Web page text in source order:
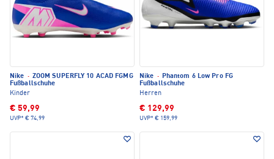
Nike · ZOOM SUPERFLY 10 ACAD FGMG
Fußballschuhe
Kinder
€ 59,99
UVP* € 74,99
Nike · Phantom 6 Low Pro FG
Fußballschuhe
Herren
€ 129,99
UVP* € 159,99